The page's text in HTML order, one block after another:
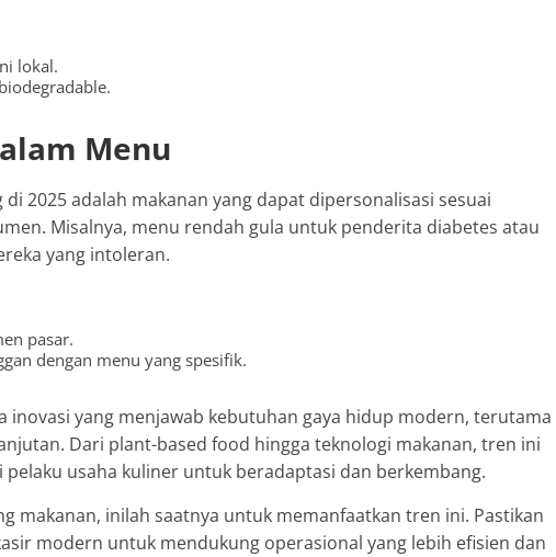
lokal.
Menu
2025 adalah makanan yang dapat dipersonalisasi sesuai
Misalnya, menu rendah gula untuk penderita diabetes atau
yang intoleran.
pasar.
dengan menu yang spesifik.
inovasi yang menjawab kebutuhan gaya hidup modern, terutama
Dari plant-based food hingga teknologi makanan, tren ini
usaha kuliner untuk beradaptasi dan berkembang.
makanan, inilah saatnya untuk memanfaatkan tren ini. Pastikan
modern untuk mendukung operasional yang lebih efisien dan